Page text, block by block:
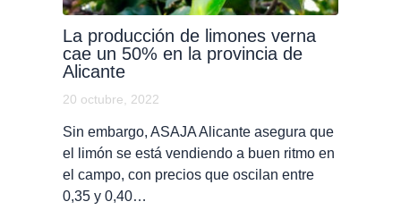
La producción de limones verna
cae un 50% en la provincia de
Alicante
20 octubre, 2022
Sin embargo, ASAJA Alicante asegura que
el limón se está vendiendo a buen ritmo en
el campo, con precios que oscilan entre
0,35 y 0,40…